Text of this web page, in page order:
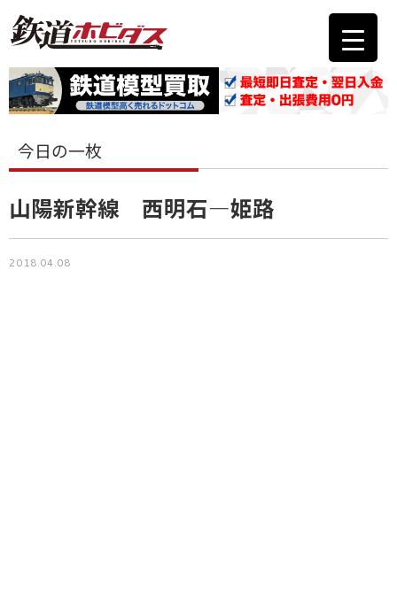
今日の一枚
山陽新幹線 西明石―姫路
2018.04.08